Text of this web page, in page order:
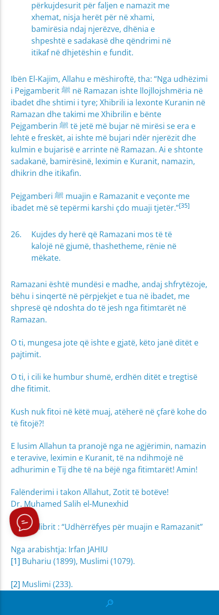
përkujdesurit për faljen e namazit me
xhemat, nisja herët për në xhami,
bamirësia ndaj njerëzve, dhënia e
shpeshtë e sadakasë dhe qëndrimi në
itikaf në dhjetëshin e fundit.
Ibën El-Kajim, Allahu e mëshiroftë, tha: “Nga udhëzimi
i Pejgamberit ﷺ në Ramazan ishte llojllojshmëria në
ibadet dhe shtimi i tyre; Xhibrili ia lexonte Kuranin në
Ramazan dhe takimi me Xhibrilin e bënte
Pejgamberin ﷺ të jetë më bujar në mirësi se era e
lehtë e freskët, ai ishte më bujari ndër njerëzit dhe
kulmin e bujarisë e arrinte në Ramazan. Ai e shtonte
sadakanë, bamirësinë, leximin e Kuranit, namazin,
dhikrin dhe itikafin.
Pejgamberi ﷺ muajin e Ramazanit e veçonte me
ibadet më së tepërmi karshi çdo muaji tjetër.”[35]
Kujdes dy herë që Ramazani mos të të
kalojë në gjumë, thashetheme, rënie në
mëkate.
Ramazani është mundësi e madhe, andaj shfrytëzoje,
bëhu i sinqertë në përpjekjet e tua në ibadet, me
shpresë që ndoshta do të jesh nga fitimtarët në
Ramazan.
O ti, mungesa jote që ishte e gjatë, këto janë ditët e
pajtimit.
O ti, i cili ke humbur shumë, erdhën ditët e tregtisë
dhe fitimit.
Kush nuk fitoi në këtë muaj, atëherë në çfarë kohe do
të fitojë?!
E lusim Allahun ta pranojë nga ne agjërimin, namazin
e teravive, leximin e Kuranit, të na ndihmojë në
adhurimin e Tij dhe të na bëjë nga fitimtarët! Amin!
Falënderimi i takon Allahut, Zotit të botëve!
Dr. Muhamed Salih el-Munexhid
Pjesë e librit : “Udhërrëfyes për muajin e Ramazanit”
Nga arabishtja: Irfan JAHIU
[1] Buhariu (1899), Muslimi (1079).
[2] Muslimi (233).
Buhariu (2014), Muslimi (760).